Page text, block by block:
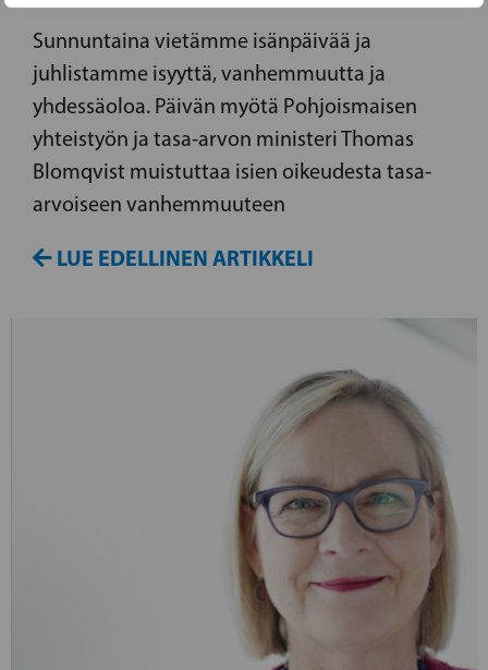
Sunnuntaina vietämme isänpäivää ja
juhlistamme isyyttä, vanhemmuutta ja
yhdessäoloa. Päivän myötä Pohjoismaisen
yhteistyön ja tasa-arvon ministeri Thomas
Blomqvist muistuttaa isien oikeudesta tasa-
arvoiseen vanhemmuuteen
LUE EDELLINEN ARTIKKELI